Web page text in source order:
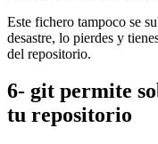
Este fichero tampoco se
desastre, lo pierdes y
del repositorio.
6- git permite
tu repositorio